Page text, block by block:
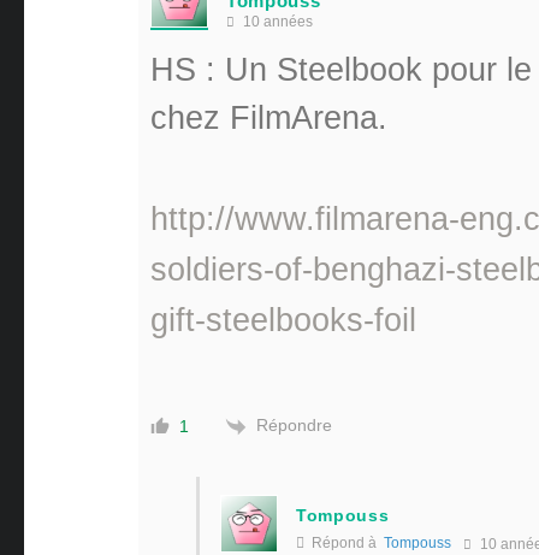
10 années
HS : Un Steelbook pour
chez FilmArena.
http://www.filmarena-
soldiers-of-benghazi-
gift-steelbooks-foil
1 Répondre
Tompouss
Répond à Tompouss 10